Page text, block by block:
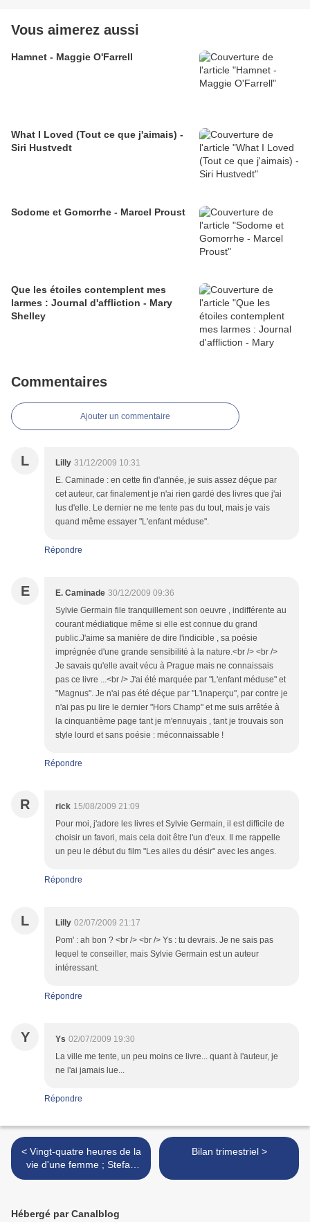
Vous aimerez aussi
Hamnet - Maggie O'Farrell
What I Loved (Tout ce que j'aimais) -
Siri Hustvedt
Sodome et Gomorrhe - Marcel Proust
Que les étoiles contemplent mes
larmes : Journal d'affliction - Mary
Shelley
Commentaires
Ajouter un commentaire
L Lilly 31/12/2009 10:31
E. Caminade : en cette fin d'année, je suis assez déçue par
cet auteur, car finalement je n'ai rien gardé des livres que j'ai
lus d'elle. Le dernier ne me tente pas du tout, mais je vais
quand même essayer "L'enfant méduse".
Répondre
E E. Caminade 30/12/2009 09:36
Sylvie Germain file tranquillement son oeuvre , indifférente au
courant médiatique même si elle est connue du grand
public.J'aime sa manière de dire l'indicible , sa poésie
imprégnée d'une grande sensibilité à la nature.<br /> <br />
Je savais qu'elle avait vécu à Prague mais ne connaissais
pas ce livre ...<br /> J'ai été marquée par "L'enfant méduse" et
"Magnus". Je n'ai pas été déçue par "L'inaperçu", par contre je
n'ai pas pu lire le dernier "Hors Champ" et me suis arrêtée à
la cinquantième page tant je m'ennuyais , tant je trouvais son
style lourd et sans poésie : méconnaissable !
Répondre
R rick 15/08/2009 21:09
Pour moi, j'adore les livres et Sylvie Germain, il est difficile de
choisir un favori, mais cela doit être l'un d'eux. Il me rappelle
un peu le début du film "Les ailes du désir" avec les anges.
Répondre
L Lilly 02/07/2009 21:17
Pom' : ah bon ? <br /> <br /> Ys : tu devrais. Je ne sais pas
lequel te conseiller, mais Sylvie Germain est un auteur
intéressant.
Répondre
Y Ys 02/07/2009 19:30
La ville me tente, un peu moins ce livre... quant à l'auteur, je
ne l'ai jamais lue...
Répondre
< Vingt-quatre heures de la
vie d'une femme ; Stefan
Zweig
Bilan trimestriel >
Hébergé par Canalblog